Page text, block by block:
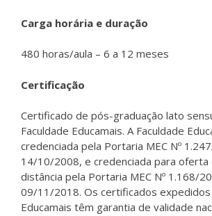
Carga horária e duração
480 horas/aula – 6 a 12 meses
Certificação
Certificado de pós-graduação lato
Faculdade Educamais. A Faculdade
credenciada pela Portaria MEC Nº
14/10/2008, e credenciada para oferta
distância pela Portaria MEC Nº 1.168/
09/11/2018. Os certificados expedidos
Educamais têm garantia de validade